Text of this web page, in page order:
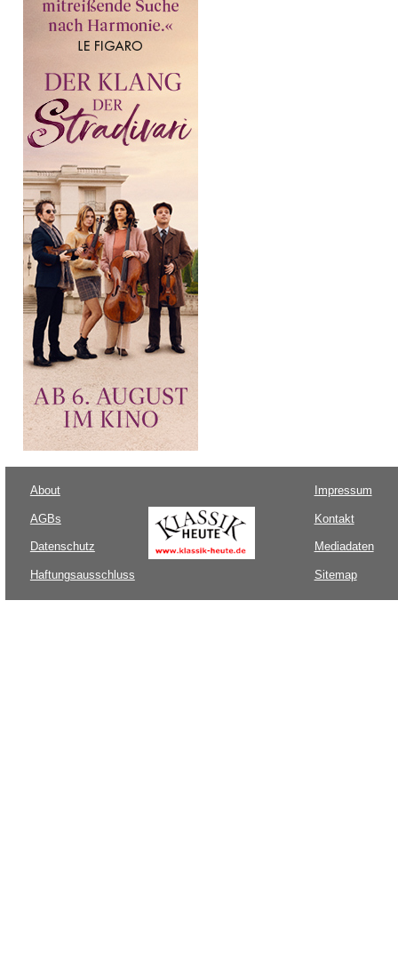
About
AGBs
Datenschutz
Haftungsausschluss
Impressum
Kontakt
Mediadaten
Sitemap